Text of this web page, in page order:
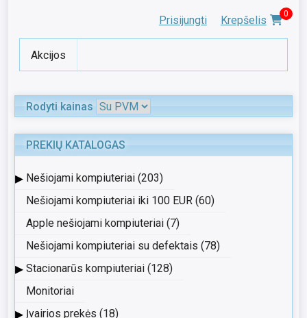
Prisijungti Krepšelis 0
Akcijos
Rodyti kainas
PREKIŲ KATALOGAS
▸ Nešiojami kompiuteriai (203)
Nešiojami kompiuteriai iki 100 EUR (60)
Apple nešiojami kompiuteriai (7)
Nešiojami kompiuteriai su defektais (78)
▸ Stacionarūs kompiuteriai (128)
Monitoriai
▸ Įvairios prekės (18)